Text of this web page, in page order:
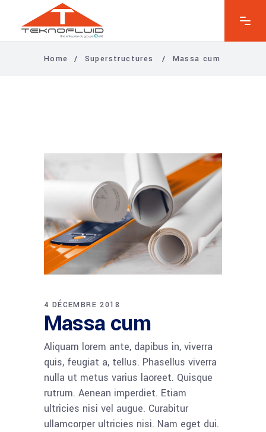
Home / Superstructures / Massa cum
4 DÉCEMBRE 2018
Massa cum
Aliquam lorem ante, dapibus in, viverra
quis, feugiat a, tellus. Phasellus viverra
nulla ut metus varius laoreet. Quisque
rutrum. Aenean imperdiet. Etiam
ultricies nisi vel augue. Curabitur
ullamcorper ultricies nisi. Nam eget dui.